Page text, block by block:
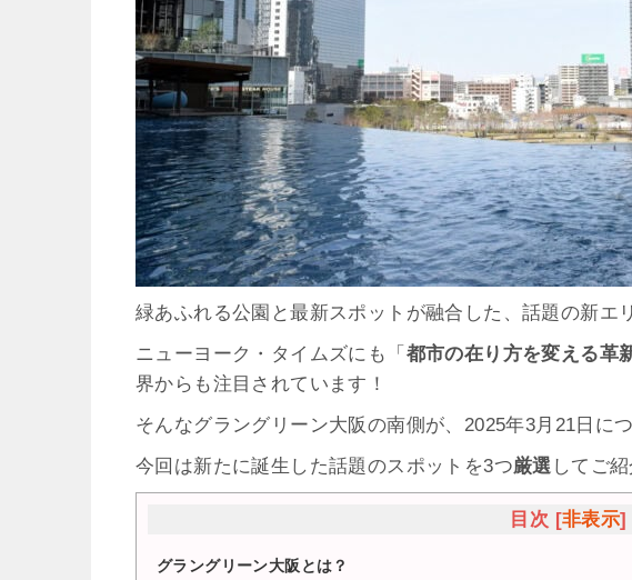
緑あふれる公園と最新スポットが融合した、話題の新エ
ニューヨーク・タイムズにも「 都市の在り方を変える革
界からも注目されています！
そんなグラングリーン大阪の南側が、 2025年3月21日に
今回は新たに誕生した話題のスポットを3つ厳選 してご
目次 [非表示]
グラングリーン大阪とは？